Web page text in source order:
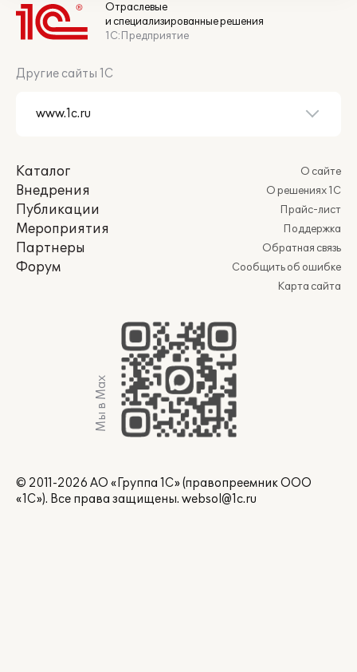
Отраслевые
и специализированные решения
1С:Предприятие
Другие сайты 1С
Каталог
Внедрения
Публикации
Мероприятия
Партнеры
Форум
О сайте
О решениях 1С
Прайс-лист
Поддержка
Обратная связь
Сообщить об ошибке
Карта сайта
Мы в Max
© 2011-2026 АО «Группа 1С» (правопреемник ООО
«1С»). Все права защищены. websol@1c.ru